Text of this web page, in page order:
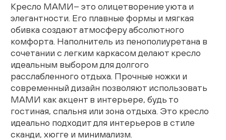
Дизайнерам
Кресло МАМИ– это олицетворение уюта и
элегантности. Его плавные формы и мягкая
обивка создают атмосферу абсолютного
комфорта. Наполнитель из пенополиуретана в
сочетании с легким каркасом делают кресло
идеальным выбором для долгого
расслабленного отдыха. Прочные ножки и
современный дизайн позволяют использовать
МАМИ как акцент в интерьере, будь то
гостиная, спальня или зона отдыха. Это кресло
идеально подходит для интерьеров в стиле
сканди, хюгге и минимализм.